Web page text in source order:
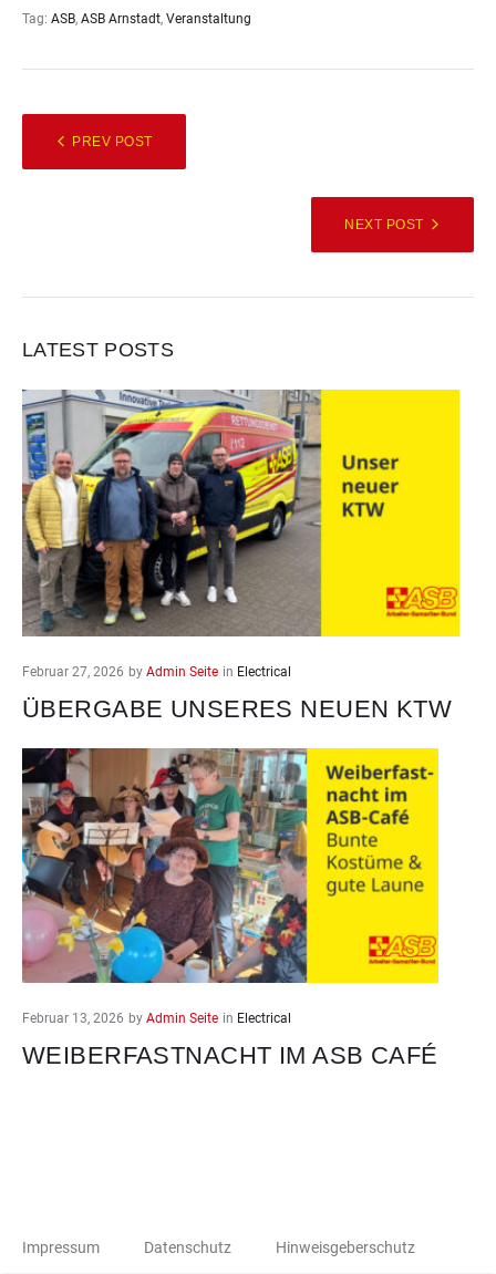
Tag: ASB, ASB Arnstadt, Veranstaltung
PREV POST
NEXT POST
LATEST POSTS
Februar 27, 2026 by Admin Seite in Electrical
ÜBERGABE UNSERES NEUEN KTW
Februar 13, 2026 by Admin Seite in Electrical
WEIBERFASTNACHT IM ASB CAFÉ
Impressum Datenschutz Hinweisgeberschutz